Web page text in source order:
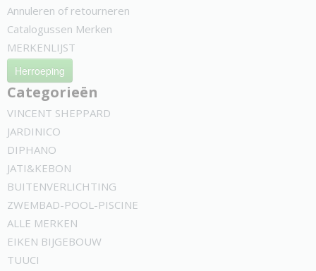
Annuleren of retourneren
Catalogussen Merken
MERKENLIJST
Herroeping
Categorieën
VINCENT SHEPPARD
JARDINICO
DIPHANO
JATI&KEBON
BUITENVERLICHTING
ZWEMBAD-POOL-PISCINE
ALLE MERKEN
EIKEN BIJGEBOUW
TUUCI